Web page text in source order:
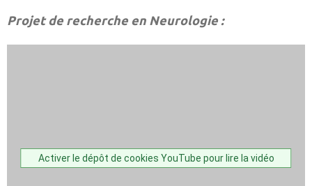
Projet de recherche en Neurologie :
Activer le dépôt de cookies YouTube pour lire la vidéo